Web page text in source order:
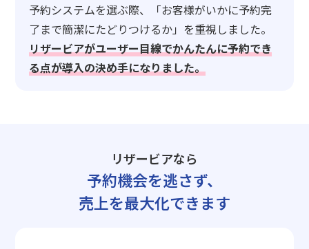
予約システムを選ぶ際、「お客様がいかに予約完
了まで簡潔にたどりつけるか」を重視しました。
リザービアがユーザー目線でかんたんに予約でき
る点が導入の決め手になりました。
リザービアなら
予約機会を逃さず、
売上を最大化できます